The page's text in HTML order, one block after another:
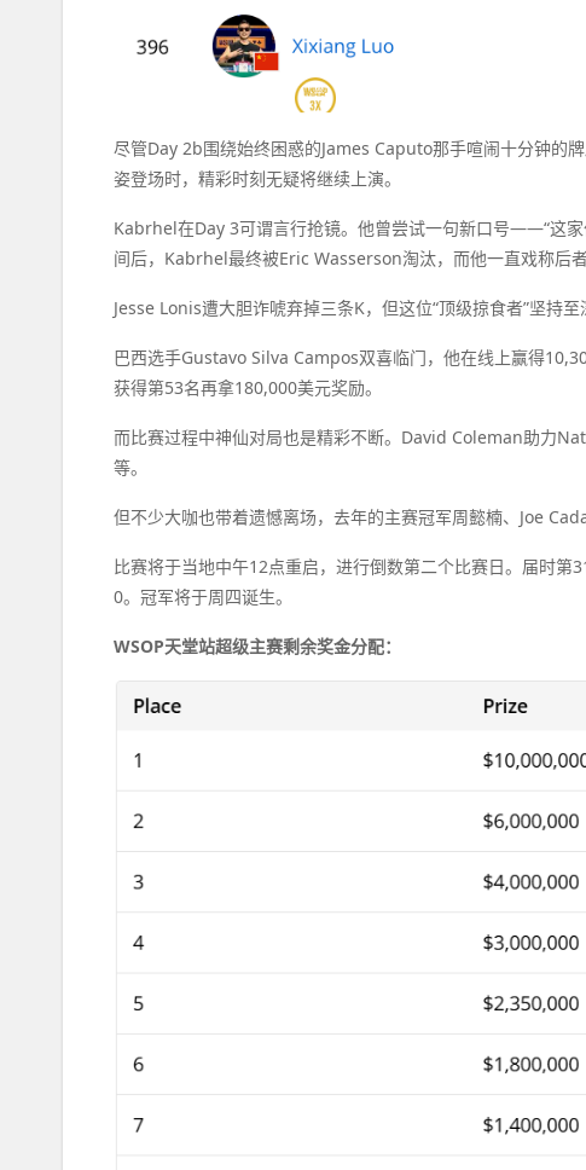
尽管Day 2b围绕始终困惑的James Caputo那手喧闹十分钟的
姿登场时，精彩时刻无疑将继续上演。
Kabrhel在Day 3可谓言行抢镜。他曾尝试一句新口号——“这
间后，Kabrhel最终被Eric Wasserson淘汰，而他一直戏称后者
Jesse Lonis遭大胆诈唬弃掉三条K，但这位“顶级掠食者”坚持
巴西选手Gustavo Silva Campos双喜临门，他在线上赢得
获得第53名再拿180,000美元奖励。
而比赛过程中神仙对局也是精彩不断。David Coleman助力
等。
但不少大咖也带着遗憾离场，去年的主赛冠军周懿楠、Joe
比赛将于当地中午12点重启，进行倒数第二个比赛日。届时
0。冠军将于周四诞生。
WSOP天堂站超级主赛剩余奖金分配：